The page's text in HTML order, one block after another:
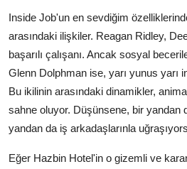
Inside Job'un en sevdiğim
arasındaki ilişkiler. Reagan Ridley,
başarılı çalışanı. Ancak sosyal
Glenn Dolphman ise, yarı yunus yarı
Bu ikilinin arasındaki dinamikler,
sahne oluyor. Düşünsene, bir yandan
yandan da iş arkadaşlarınla
Eğer Hazbin Hotel'in o gizemli ve